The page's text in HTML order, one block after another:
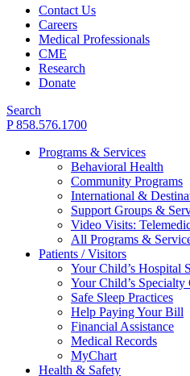
Contact Us
Careers
Medical Professionals
CME
Research
Donate
Search
P 858.576.1700
Programs & Services
Behavioral Health
Community Programs
International &
Support Groups &
Video Visits:
All Programs &
Patients / Visitors
Your Child’s Hospital
Your Child’s
Safe Sleep Practices
Help Paying Your Bill
Financial Assistance
Medical Records
MyChart
Health & Safety